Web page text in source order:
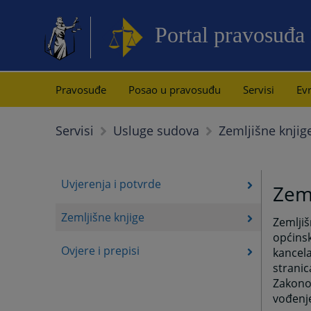
Portal
Pravosuđe Posao u pravosuđu Servisi
Servisi Usluge sudova Zemljišne
Uvjerenja i potvrde
Zemljišne knjige
Ovjere i prepisi